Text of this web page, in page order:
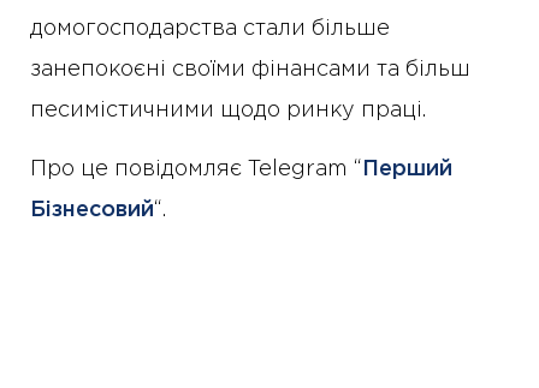
домогосподарства стали більше
занепокоєні своїми фінансами та більш
песимістичними щодо ринку праці.
Про це повідомляє Telegram “ Перший
Бізнесовий“.